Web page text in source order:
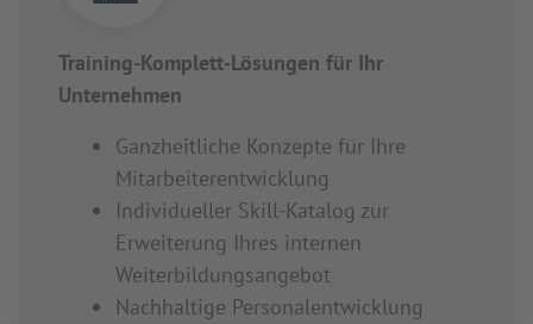
Training-Komplett-Lösungen für Ihr
Unternehmen
Ganzheitliche Konzepte für Ihre
Mitarbeiterentwicklung
Individueller Skill-Katalog zur
Erweiterung Ihres internen
Weiterbildungsangebot
Nachhaltige Personalentwicklung